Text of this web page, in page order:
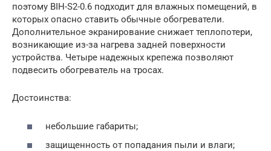
поэтому BIH-S2-0.6 подходит для влажных помещений, в
которых опасно ставить обычные обогреватели.
Дополнительное экранирование снижает теплопотери,
возникающие из-за нагрева задней поверхности
устройства. Четыре надежных крепежа позволяют
подвесить обогреватель на тросах.
Достоинства:
небольшие габариты;
защищенность от попадания пыли и влаги;